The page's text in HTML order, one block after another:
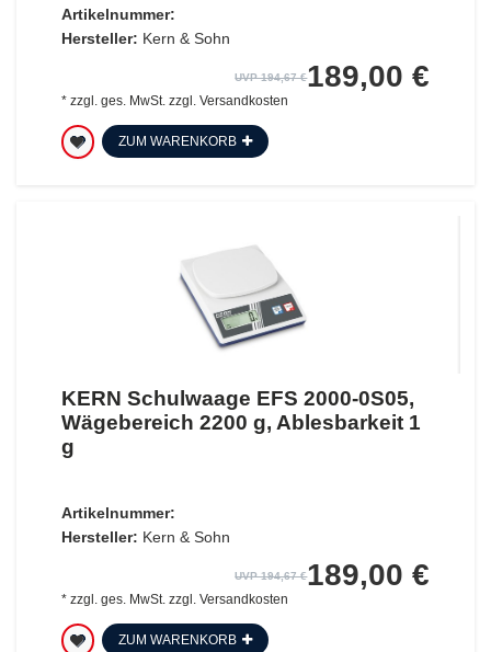
Artikelnummer:
Hersteller: Kern & Sohn
UVP 194,67 €189,00 €
* zzgl. ges. MwSt. zzgl. Versandkosten
ZUM WARENKORB
KERN Schulwaage EFS 2000-0S05,
Wägebereich 2200 g, Ablesbarkeit 1
g
Artikelnummer:
Hersteller: Kern & Sohn
UVP 194,67 €189,00 €
* zzgl. ges. MwSt.zzgl. Versandkosten
ZUM WARENKORB